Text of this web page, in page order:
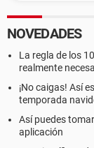
NOVEDADES
La regla de los
realmente
¡No caigas! Así
temporada
Así puedes
aplicación